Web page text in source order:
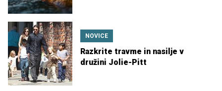
NOVICE
Razkrite travme in nasilje v
družini Jolie-Pitt